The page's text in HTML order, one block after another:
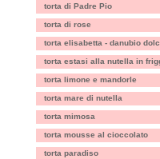
torta di Padre Pio
torta di rose
torta elisabetta - danubio
torta estasi alla nutella in
torta limone e mandorle
torta mare di nutella
torta mimosa
torta mousse al cioccolato
torta paradiso